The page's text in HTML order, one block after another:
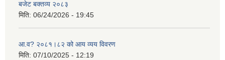
बजेट बक्तव्य २०८३
मिति: 06/24/2026 - 19:45
आ.व? २०८१।८२ को आय व्यय विवरण
मिति: 07/10/2025 - 12:19